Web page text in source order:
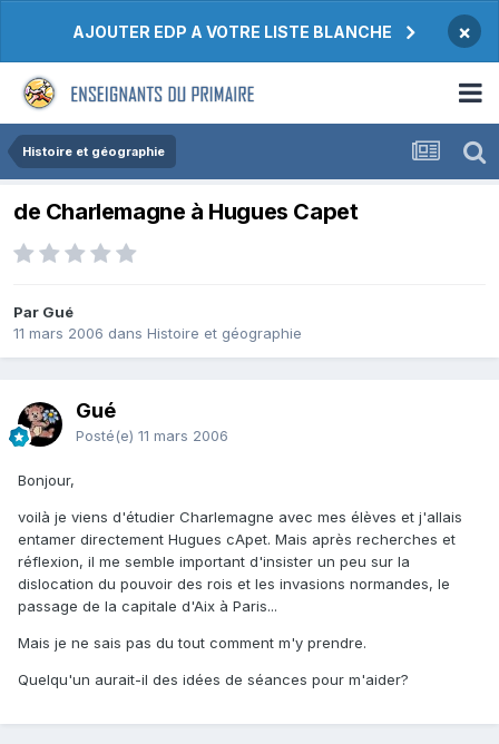
AJOUTER EDP A VOTRE LISTE BLANCHE ×
Histoire et géographie
de Charlemagne à Hugues Capet
Par Gué
11 mars 2006 dans Histoire et géographie
Gué
Posté(e) 11 mars 2006
Bonjour,
voilà je viens d'étudier Charlemagne avec mes élèves et j'allais
entamer directement Hugues cApet. Mais après recherches et
réflexion, il me semble important d'insister un peu sur la
dislocation du pouvoir des rois et les invasions normandes, le
passage de la capitale d'Aix à Paris...
Mais je ne sais pas du tout comment m'y prendre.
Quelqu'un aurait-il des idées de séances pour m'aider?